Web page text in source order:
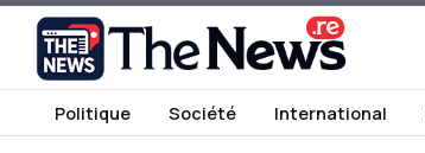
Politique Société International